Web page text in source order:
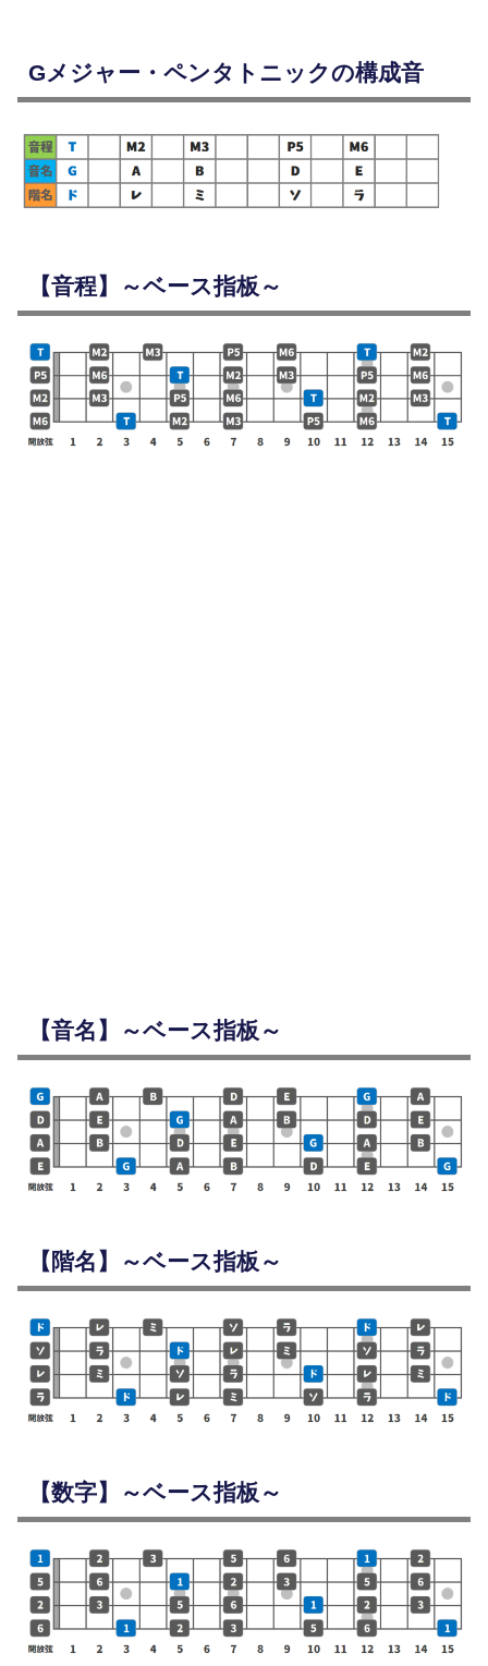
Gメジャー・ペンタトニックの構成音
【音程】～ベース指板～
【音名】～ベース指板～
【階名】～ベース指板～
【数字】～ベース指板～